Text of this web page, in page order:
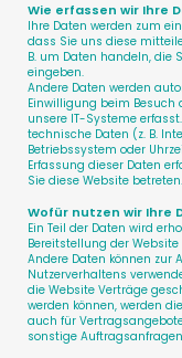
Wie erfassen wir Ihre
Ihre Daten werden zum
dass Sie uns diese
B. um Daten handeln, die
eingeben.
Andere Daten werden
Einwilligung beim Besuch
unsere IT-Systeme
technische Daten (z. B.
Betriebssystem oder
Erfassung dieser Daten
Sie diese Website betreten.
Wofür nutzen wir Ihre
Ein Teil der Daten wird
Bereitstellung der
Andere Daten können zur
Nutzerverhaltens
die Website Verträge
werden können, werden
auch für
sonstige